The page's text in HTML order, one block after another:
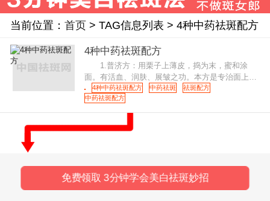
当前位置： 首页> TAG信息列表 > 4种中药祛斑配方
4种中药祛斑配方
1.普济方：用栗子上薄皮，捣为末，蜜和涂
面。有活血、润肤、展皱之功。本方是专治面上皱
纹的经验方。《医部全录》称其可"令皮肉急皱可
展，又治老人面皱。"方中栗子薄皮
4种中药祛斑配方 中药祛斑
祛斑配方
中药祛斑配方
免费领取 3分钟学会美白祛斑妙招